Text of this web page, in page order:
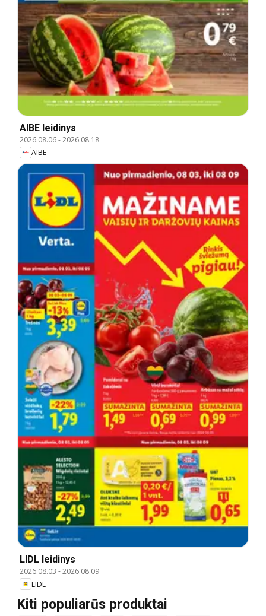
AIBE leidinys
2026.08.06-2026.08.18
AIBE
LIDL leidinys
2026.08.03 -2026.08.09
LIDL
Kiti populiarūs produktai